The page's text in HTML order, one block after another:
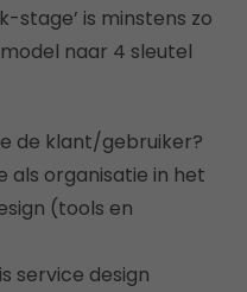
stage’ is minstens zo
naar 4 sleutel
de klant/gebruiker?
als organisatie in het
(tools en
service design